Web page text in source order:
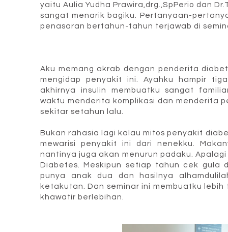
yaitu Aulia Yudha Prawira,drg.,SpPerio dan
sangat menarik bagiku. Pertanyaan-
penasaran bertahun-tahun terjawab di
Aku memang akrab dengan penderita
mengidap penyakit ini. Ayahku hampir
akhirnya insulin membuatku sangat
waktu menderita komplikasi dan menderita
sekitar setahun lalu.
Bukan rahasia lagi kalau mitos penyakit
mewarisi penyakit ini dari nenekku.
nantinya juga akan menurun padaku.
Diabetes. Meskipun setiap tahun cek gula
punya anak dua dan hasilnya
ketakutan. Dan seminar ini membuatku
khawatir berlebihan.